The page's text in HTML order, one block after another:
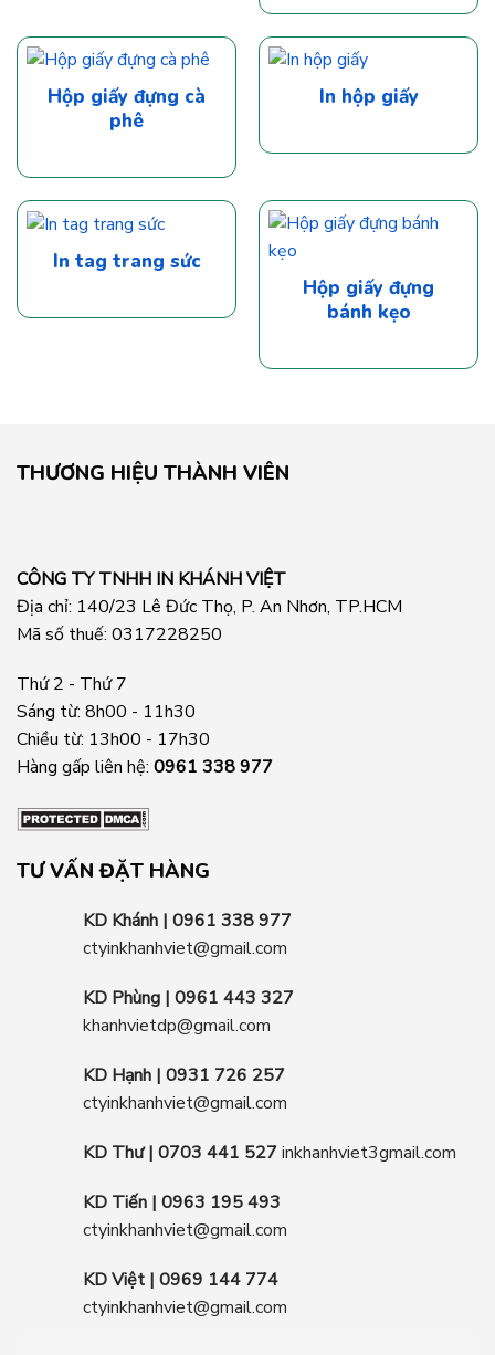
Hộp giấy đựng cà
phê
In hộp giấy
In tag trang sức
Hộp giấy đựng
bánh kẹo
THƯƠNG HIỆU THÀNH VIÊN
CÔNG TY TNHH IN KHÁNH VIỆT
Địa chỉ: 140/23 Lê Đức Thọ, P. An Nhơn, TP.HCM
Mã số thuế: 0317228250
Thứ 2 - Thứ 7
Sáng từ: 8h00 - 11h30
Chiều từ: 13h00 - 17h30
Hàng gấp liên hệ: 0961 338 977
TƯ VẤN ĐẶT HÀNG
KD Khánh | 0961 338 977
ctyinkhanhviet@gmail.com
KD Phùng | 0961 443 327
khanhvietdp@gmail.com
KD Hạnh | 0931 726 257
ctyinkhanhviet@gmail.com
KD Thư | 0703 441 527inkhanhviet3gmail.com
KD Tiến | 0963 195 493
ctyinkhanhviet@gmail.com
KD Việt | 0969 144 774
ctyinkhanhviet@gmail.com